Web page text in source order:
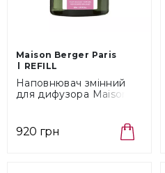
Maison Berger Paris
REFILL
Наповнювач змінний
для дифузора Maison
(6035)
920 грн